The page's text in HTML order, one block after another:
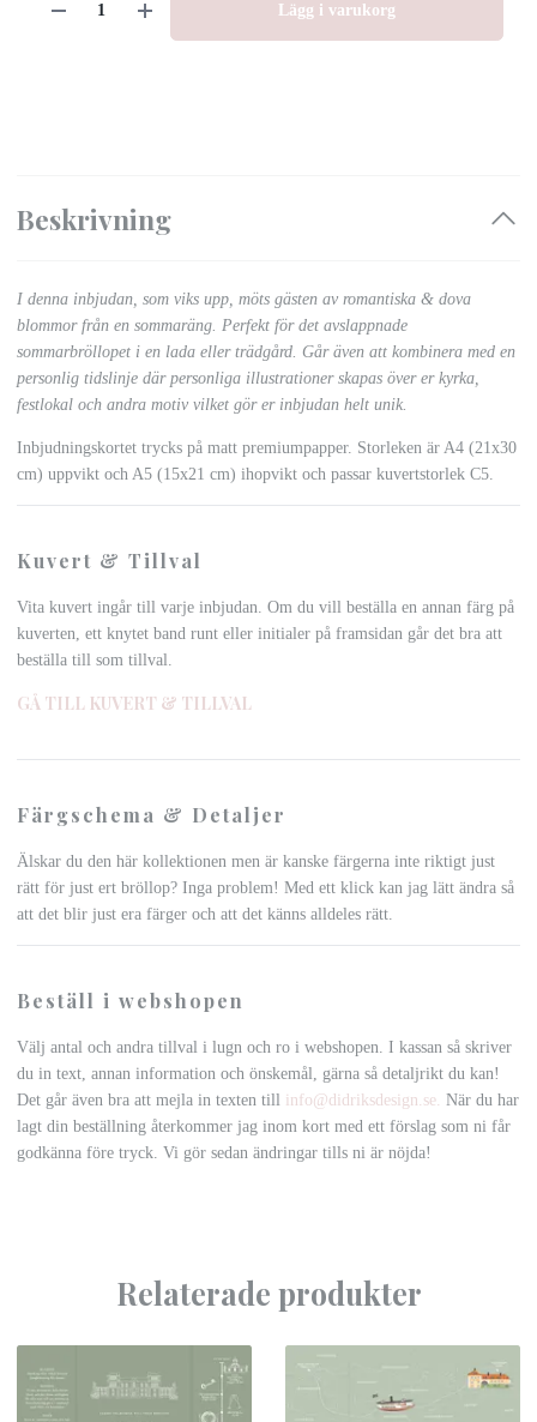
Lägg i varukorg
Beskrivning
I denna inbjudan, som viks upp, möts gästen av romantiska & dova
blommor från en sommaräng. Perfekt för det avslappnade
sommarbröllopet i en lada eller trädgård. Går även att kombinera med en
personlig tidslinje där personliga illustrationer skapas över er kyrka,
festlokal och andra motiv vilket gör er inbjudan helt unik.
Inbjudningskortet trycks på matt premiumpapper. Storleken är A4 (21x30
cm) uppvikt och A5 (15x21 cm) ihopvikt och passar kuvertstorlek C5.
Kuvert & Tillval
Vita kuvert ingår till varje inbjudan. Om du vill beställa en annan färg på
kuverten, ett knytet band runt eller initialer på framsidan går det bra att
beställa till som tillval.
GÅ TILL KUVERT & TILLVAL
Färgschema & Detaljer
Älskar du den här kollektionen men är kanske färgerna inte riktigt just
rätt för just ert bröllop? Inga problem! Med ett klick kan jag lätt ändra så
att det blir just era färger och att det känns alldeles rätt.
Beställ i webshopen
Välj antal och andra tillval i lugn och ro i webshopen. I kassan så skriver
du in text, annan information och önskemål, gärna så detaljrikt du kan!
Det går även bra att mejla in texten till info@didriksdesign.se. När du har
lagt din beställning återkommer jag inom kort med ett förslag som ni får
godkänna före tryck. Vi gör sedan ändringar tills ni är nöjda!
Relaterade produkter